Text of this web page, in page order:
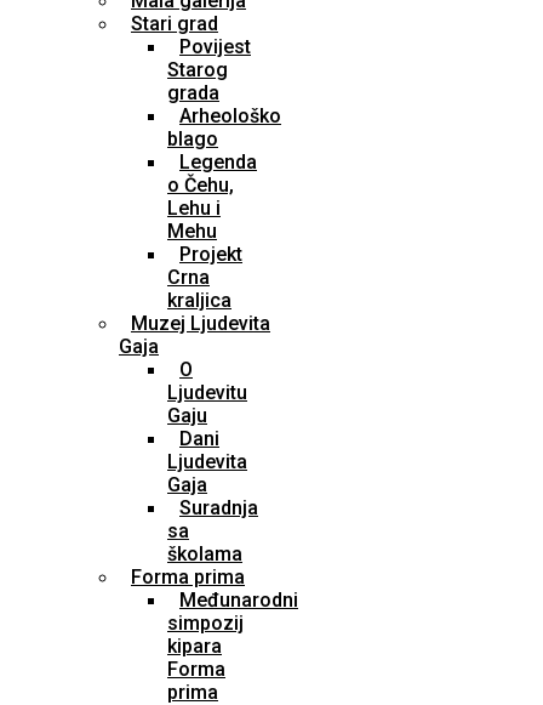
Stari grad
Povijest
Starog
grada
Arheološko
blago
Legenda
o Čehu,
Lehu i
Mehu
Projekt
Crna
kraljica
Muzej Ljudevita
Gaja
O
Ljudevitu
Gaju
Dani
Ljudevita
Gaja
Suradnja
sa
školama
Forma prima
Međunarodni
simpozij
kipara
Forma
prima